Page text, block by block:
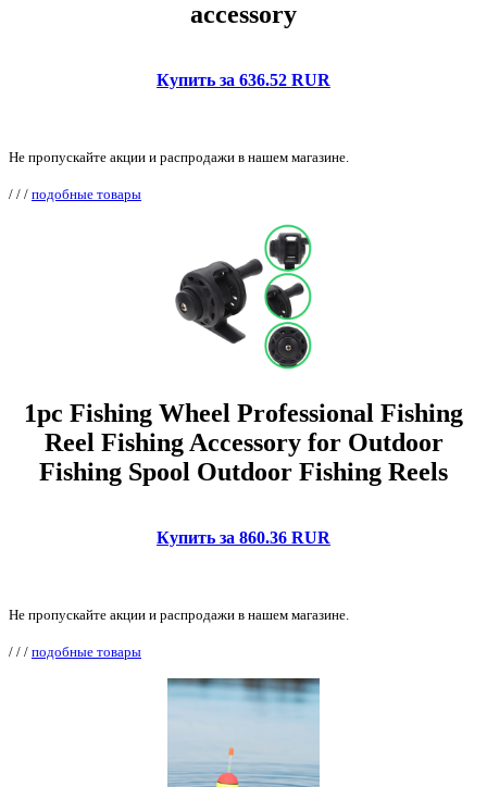
accessory
Купить за 636.52 RUR
Не пропускайте акции и распродажи в нашем магазине.
/ / / подобные товары
1pc Fishing Wheel Professional Fishing
Reel Fishing Accessory for Outdoor
Fishing Spool Outdoor Fishing Reels
Купить за 860.36 RUR
Не пропускайте акции и распродажи в нашем магазине.
/ / / подобные товары